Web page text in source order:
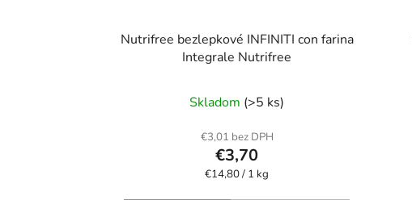
Nutrifree bezlepkové INFINITI con farina
Integrale Nutrifree
Skladom (>5 ks)
€3,01 bez DPH
€3,70
Jednotková
€14,80 / 1 kg